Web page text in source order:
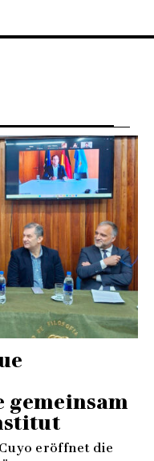
eröffnet die